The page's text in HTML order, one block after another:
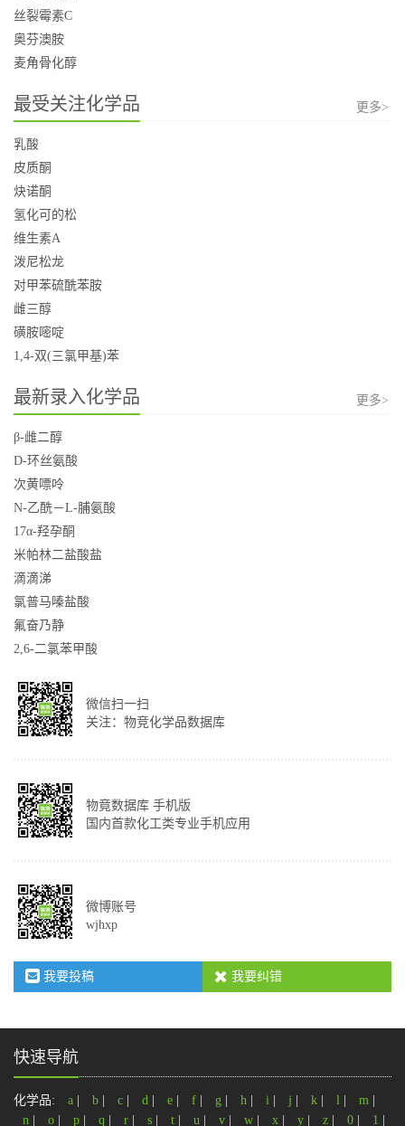
丝裂霉素C
奥芬澳胺
麦角骨化醇
最受关注化学品 更多>
乳酸
皮质酮
炔诺酮
氢化可的松
维生素A
泼尼松龙
对甲苯硫酰苯胺
雌三醇
磺胺嘧啶
1,4-双(三氯甲基)苯
最新录入化学品 更多>
β-雌二醇
D-环丝氨酸
次黄嘌呤
N-乙酰－L-脯氨酸
17α-羟孕酮
米帕林二盐酸盐
滴滴涕
氯普马嗪盐酸
氟奋乃静
2,6-二氯苯甲酸
微信扫一扫
关注：物竞化学品数据库
物竟数据库 手机版
国内首款化工类专业手机应用
微博账号
wjhxp
我要投稿 我要纠错
快速导航
化学品: a b c d e f g h i j k l m
n
o p q r s t u v w x y z 0 1